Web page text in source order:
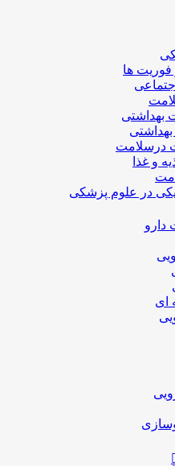
فوريت ها
بهداشتی
درسلامت
و غذا
در علوم پزشکی
دارو
ای